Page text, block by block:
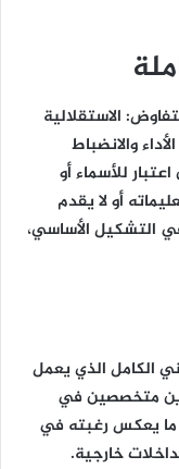
الاستقلالية
والانضباط
للأسماء أو
أو لا يقدم
التشكيل الأساسي،
الكامل الذي يعمل
متخصصين في
ما يعكس رغبته في
خارجية.